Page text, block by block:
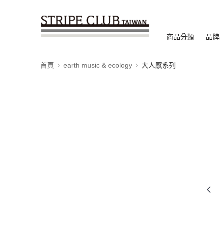
商品分類 品
首頁 earth music & ecology 大人感系列